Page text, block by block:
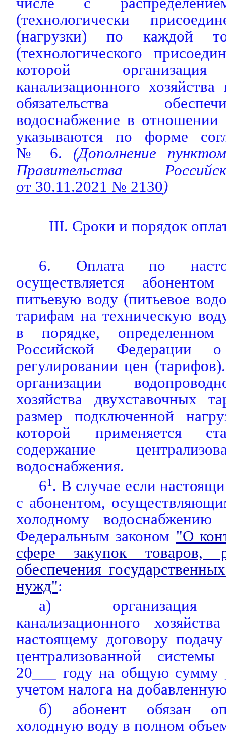
(технологически
(нагрузки) по каждой
(технологического
которой организация
канализационного
обязательства
водоснабжение в отношении
указываются по форме
№ 6. (Дополнение
Правительства
от 30.11.2021 № 2130)
III. Сроки и порядок
6. Оплата по
осуществляется
питьевую воду (питьевое
тарифам на техническую
в порядке, определенном
Российской Федерации о
регулировании цен
организации
хозяйства двухставочных
размер подключенной
которой применяется
содержание
водоснабжения.
61 . В случае если
с абонентом,
холодному водоснабжению
Федеральным законом "О
сфере закупок товаров,
обеспечения
нужд":
а) организация
канализационного
настоящему договору
централизованной
20___ году на общую сумму
учетом налога на
б) абонент обязан
холодную воду в полном